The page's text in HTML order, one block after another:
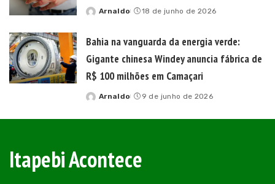
Posted
Arnaldo 18 de junho de 2026
Bahia na vanguarda da energia verde:
Gigante chinesa Windey anuncia fábrica de
R$ 100 milhões em Camaçari
Posted
Arnaldo 9 de junho de 2026
Itapebi Acontece